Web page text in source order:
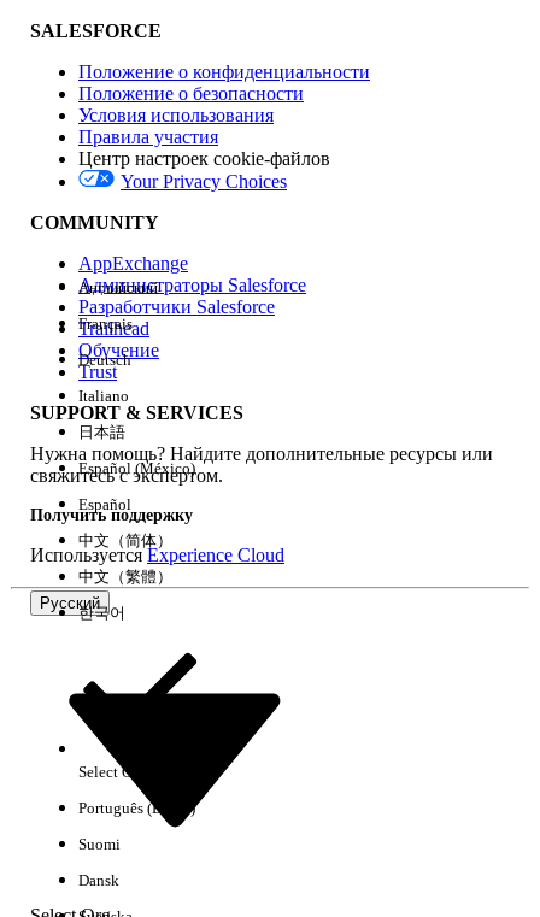
Влияние на функции
Версия
Возможности
Очистить все Готово
Результаты отсутствуют
Проверьте орфографию ключевых слов.
SALESFORCE
Положение о конфиденциальности
Положение о безопасности
Условия использования
Правила участия
Центр настроек cookie-файлов
Your Privacy Choices
COMMUNITY
AppExchange
Администраторы Salesforce
Разработчики Salesforce
Trailhead
Обучение
Trust
SUPPORT & SERVICES
Нужна помощь? Найдите дополнительные ресурсы или
свяжитесь с экспертом.
Получить поддержку
ИспользуетсяExperience Cloud
Русский
Английский
Français
Deutsch
Italiano
日本語
Español (México)
Español
中文（简体）
中文（繁體）
한국어
Select Org
Português (Brasil)
Suomi
Dansk